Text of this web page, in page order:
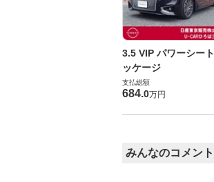
3.5 VIP パワーシー
ッケージ
支払総額
684.0万円
みんなのコメント